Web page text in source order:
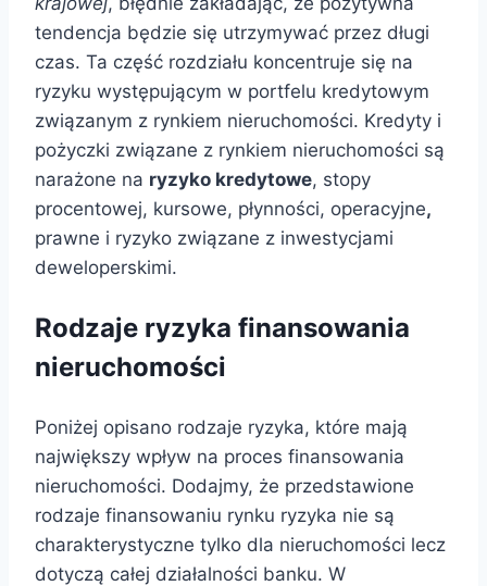
tendencja będzie się utrzymywać przez długi
czas. Ta część rozdziału koncentruje się na
ryzyku występującym w portfelu kredytowym
związanym z rynkiem nieruchomości. Kredyty i
pożyczki związane z rynkiem nieruchomości są
narażone na ryzyko kredytowe, stopy
procentowej, kursowe, płynności, operacyjne,
prawne i ryzyko związane z inwestycjami
deweloperskimi.
Rodzaje ryzyka finansowania
nieruchomości
Poniżej opisano rodzaje ryzyka, które mają
największy wpływ na proces finansowania
nieruchomości. Dodajmy, że przedstawione
rodzaje finansowaniu rynku ryzyka nie są
charakterystyczne tylko dla nieruchomości lecz
dotyczą całej działalności banku. W